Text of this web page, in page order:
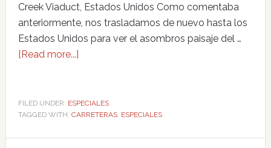
Creek Viaduct, Estados Unidos Como comentaba
anteriormente, nos trasladamos de nuevo hasta los
Estados Unidos para ver el asombros paisaje del …
[Read more...]
FILED UNDER: ESPECIALES
TAGGED WITH: CARRETERAS, ESPECIALES